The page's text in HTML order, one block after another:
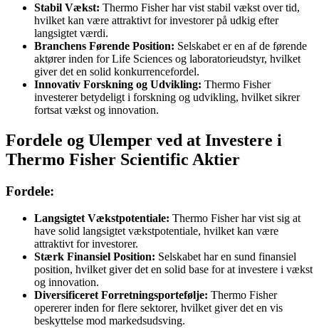
Stabil Vækst: Thermo Fisher har vist stabil vækst over tid,
hvilket kan være attraktivt for investorer på udkig efter
langsigtet værdi.
Branchens Førende Position: Selskabet er en af de førende
aktører inden for Life Sciences og laboratorieudstyr, hvilket
giver det en solid konkurrencefordel.
Innovativ Forskning og Udvikling: Thermo Fisher
investerer betydeligt i forskning og udvikling, hvilket sikrer
fortsat vækst og innovation.
Fordele og Ulemper ved at Investere i
Thermo Fisher Scientific Aktier
Fordele:
Langsigtet Vækstpotentiale: Thermo Fisher har vist sig at
have solid langsigtet vækstpotentiale, hvilket kan være
attraktivt for investorer.
Stærk Finansiel Position: Selskabet har en sund finansiel
position, hvilket giver det en solid base for at investere i vækst
og innovation.
Diversificeret Forretningsportefølje: Thermo Fisher
opererer inden for flere sektorer, hvilket giver det en vis
beskyttelse mod markedsudsving.